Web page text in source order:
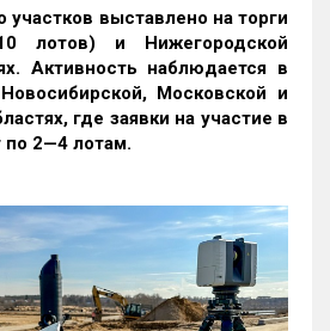
выставлено на торги
лотов) и Нижегородской
Активность наблюдается в
Московской и
где заявки на участие в
по 2—4 лотам.